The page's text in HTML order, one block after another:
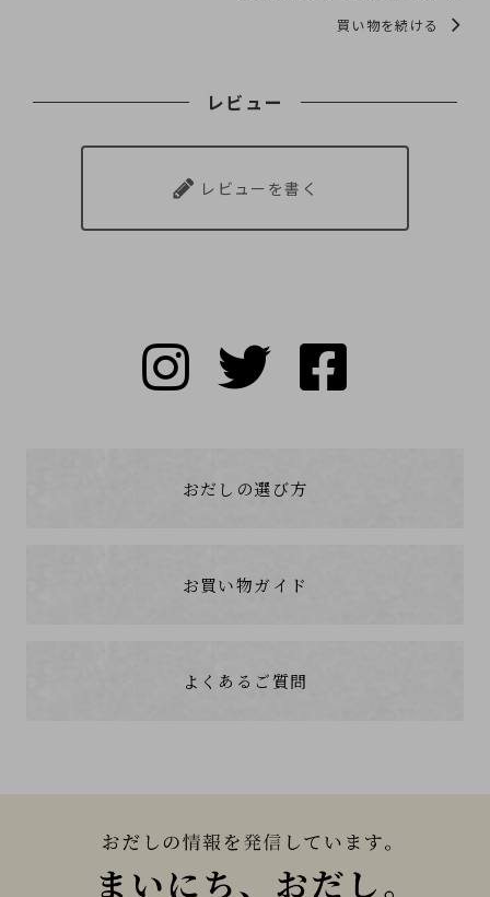
買い物を続ける
レビュー
レビューを書く
おだしの選び方
お買い物ガイド
よくあるご質問